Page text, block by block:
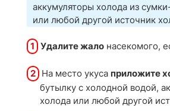
аккумуляторы холода из
или любой другой источник
1 Удалите жало насекомого,
2 На место укуса приложите
бутылку с холодной водой,
холода или любой другой